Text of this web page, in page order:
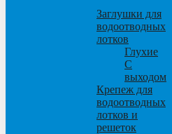
Заглушки для
водоотводных
лотков
Глухие
С
выходом
Крепеж для
водоотводных
лотков и
решеток